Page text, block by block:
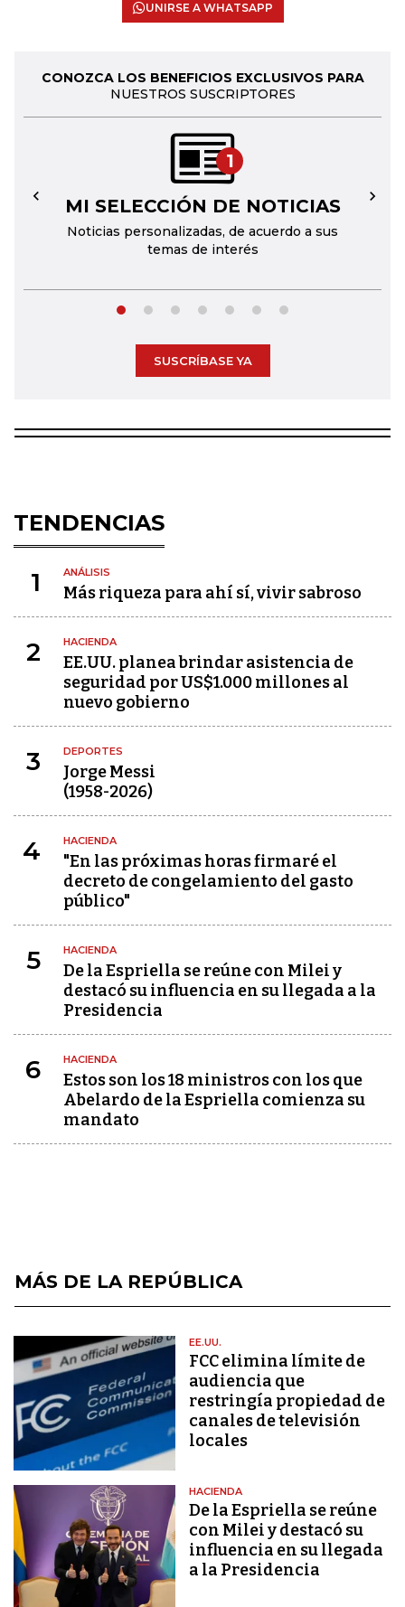
UNIRSE A WHATSAPP
CONOZCA LOS BENEFICIOS EXCLUSIVOS PARA
NUESTROS SUSCRIPTORES
1
MI SELECCIÓN DE NOTICIAS
Noticias personalizadas, de acuerdo a sus
temas de interés
← →
SUSCRÍBASE YA
TENDENCIAS
1 ANÁLISIS
Más riqueza para ahí sí, vivir sabroso
2 HACIENDA
EE.UU. planea brindar asistencia de
seguridad por US$1.000 millones al
nuevo gobierno
3 DEPORTES
Jorge Messi
(1958-2026)
4 HACIENDA
"En las próximas horas firmaré el
decreto de congelamiento del gasto
público"
5 HACIENDA
De la Espriella se reúne con Milei y
destacó su influencia en su llegada a la
Presidencia
6 HACIENDA
Estos son los 18 ministros con los que
Abelardo de la Espriella comienza su
mandato
MÁS DE LA REPÚBLICA
EE.UU.
FCC elimina límite de
audiencia que
restringía propiedad de
canales de televisión
locales
HACIENDA
De la Espriella se reúne
con Milei y destacó su
influencia en su llegada
a la Presidencia